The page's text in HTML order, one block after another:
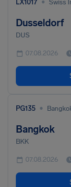
LX1017
Dusseldorf
DUS
07.08.2026
PG135 •
Bangkok
BKK
07.08.2026